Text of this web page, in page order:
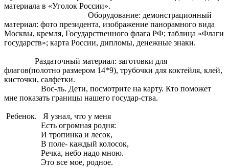
материала в «Уголок России».
Оборудование: демонстрационный
материал: фото президента, изображение панорамного вида
Москвы, кремля, Государственного флага РФ; таблица «Флаги
государств»; карта России, дипломы, денежные знаки.
Раздаточный материал: заготовки для
флагов(полотно размером 14*9), трубочки для коктейля, клей,
кисточки, салфетки.
Вос-ль. Дети, посмотрите на карту. Кто поможет
мне показать границы нашего государ-ства.
Ребенок. Я узнал, что у меня
Есть огромная родня:
И тропинка и лесок,
В поле- каждый колосок,
Речка, небо надо мною.
Это все мое, родное.